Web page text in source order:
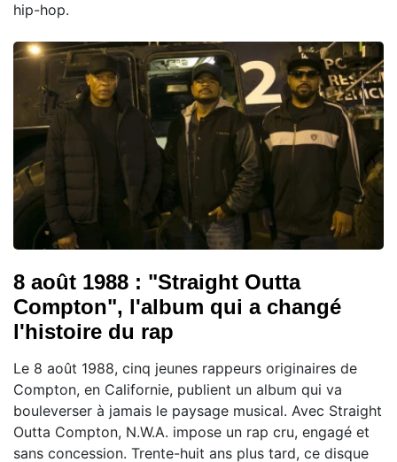
hip-hop.
8 août 1988 : "Straight Outta
Compton", l'album qui a changé
l'histoire du rap
Le 8 août 1988, cinq jeunes rappeurs originaires de
Compton, en Californie, publient un album qui va
bouleverser à jamais le paysage musical. Avec Straight
Outta Compton, N.W.A. impose un rap cru, engagé et
sans concession. Trente-huit ans plus tard, ce disque